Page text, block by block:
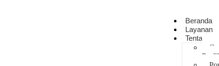
Beranda
Layanan
Tentang